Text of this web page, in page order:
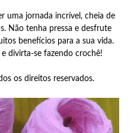
uma jornada incrível, cheia de
Não tenha pressa e desfrute
benefícios para a sua vida.
divirta-se fazendo crochê!
os direitos reservados.